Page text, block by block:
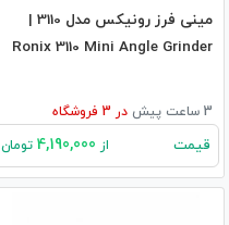
مینی فرز رونیکس مدل 3110 |
Ronix 3110 Mini Angle Grinder
3 ساعت پیش در فروشگاه
قیمت از تومان